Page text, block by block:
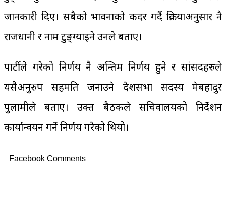
जानकारी दिए। सबैको भावनाको कदर गर्दै प्रक्रियाअनुसार नै
राजधानी र नाम टुङ्ग्याइने उनले बताए।
पार्टीले गरेको निर्णय नै अन्तिम निर्णय हुने र सांसदहरुले
यसैअनुरुप सहमति जनाउने प्रदेशसभा सदस्य प्रेमबहादुर
पुलामीले बताए। उक्त बैठकले सचिवालयको निर्देशन
कार्यान्वयन गर्ने निर्णय गरेको थियो।
Facebook Comments